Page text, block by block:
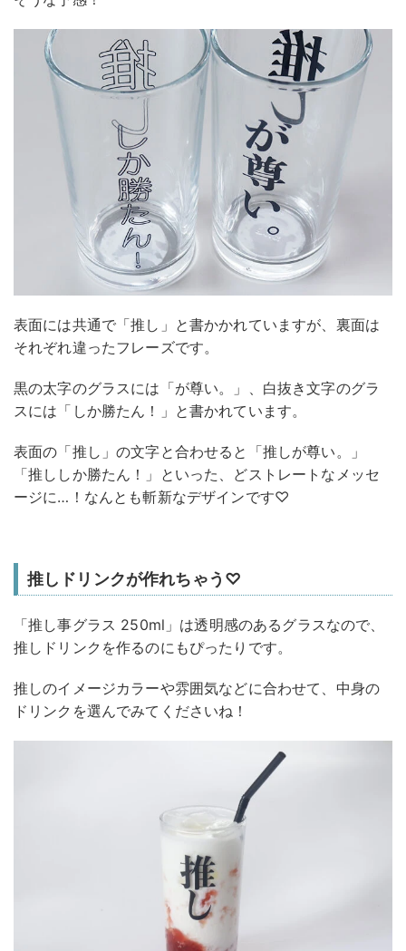
表面には共通で「推し」と書かかれていますが、裏面は
それぞれ違ったフレーズです。
黒の太字のグラスには「が尊い。」、白抜き文字のグラ
スには「しか勝たん！」と書かれています。
表面の「推し」の文字と合わせると「推しが尊い。」
「推ししか勝たん！」といった、どストレートなメッセ
ージに…！なんとも斬新なデザインです♡
推しドリンクが作れちゃう♡
「推し事グラス 250ml」は透明感のあるグラスなので、
推しドリンクを作るのにもぴったりです。
推しのイメージカラーや雰囲気などに合わせて、中身の
ドリンクを選んでみてくださいね！